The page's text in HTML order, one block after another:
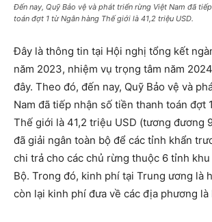
Đến nay, Quỹ Bảo vệ và phát triển rừng Việt Nam đã
toán đợt 1 từ Ngân hàng Thế giới là 41,2 triệu USD.
Đây là thông tin tại Hội nghị tổng kết
năm 2023, nhiệm vụ trọng tâm năm
đây. Theo đó, đến nay, Quỹ Bảo vệ và
Nam đã tiếp nhận số tiền thanh toán đợt
Thế giới là 41,2 triệu USD (tương đương
đã giải ngân toàn bộ để các tỉnh khẩn
chi trả cho các chủ rừng thuộc 6 tỉnh khu
Bộ. Trong đó, kinh phí tại Trung ương là
còn lại kinh phí đưa về các địa phương